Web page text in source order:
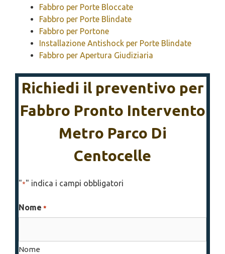
Fabbro per Porte Bloccate
Fabbro per Porte Blindate
Fabbro per Portone
Installazione Antishock per Porte Blindate
Fabbro per Apertura Giudiziaria
Richiedi il preventivo per
Fabbro Pronto Intervento
Metro Parco Di
Centocelle
"*" indica i campi obbligatori
Nome *
Nome